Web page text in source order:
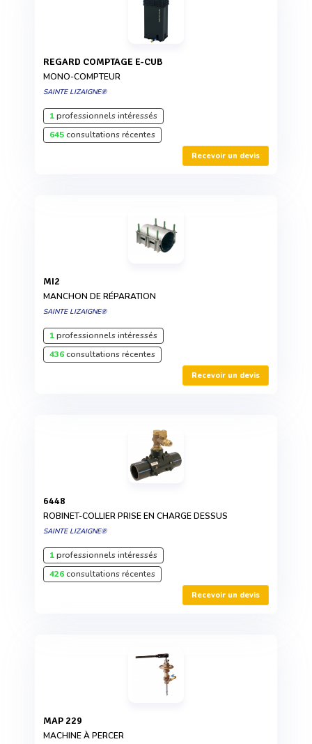
REGARD COMPTAGE E-CUB
MONO-COMPTEUR
SAINTE LIZAIGNE®
1professionnels intéressés
645consultations récentes
Recevoir un devis
MI2
MANCHON DE RÉPARATION
SAINTE LIZAIGNE®
1professionnels intéressés
436consultations récentes
Recevoir un devis
6448
ROBINET-COLLIER PRISE EN CHARGE DESSUS
SAINTE LIZAIGNE®
1professionnels intéressés
426consultations récentes
Recevoir un devis
MAP 229
MACHINE À PERCER